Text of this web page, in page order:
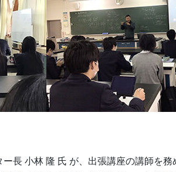
長 小林 隆 氏 が、出張講座の講師を